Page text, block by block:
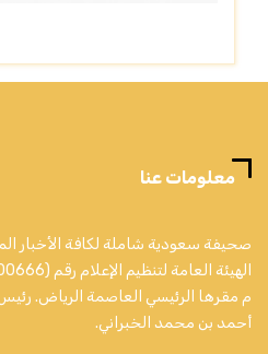
معلومات عنا
صحيفة سعودية شاملة لكافة الأخبار
م مقرها الرئيسي العاصمة الرياض.
أحمد بن محمد الخبراني.